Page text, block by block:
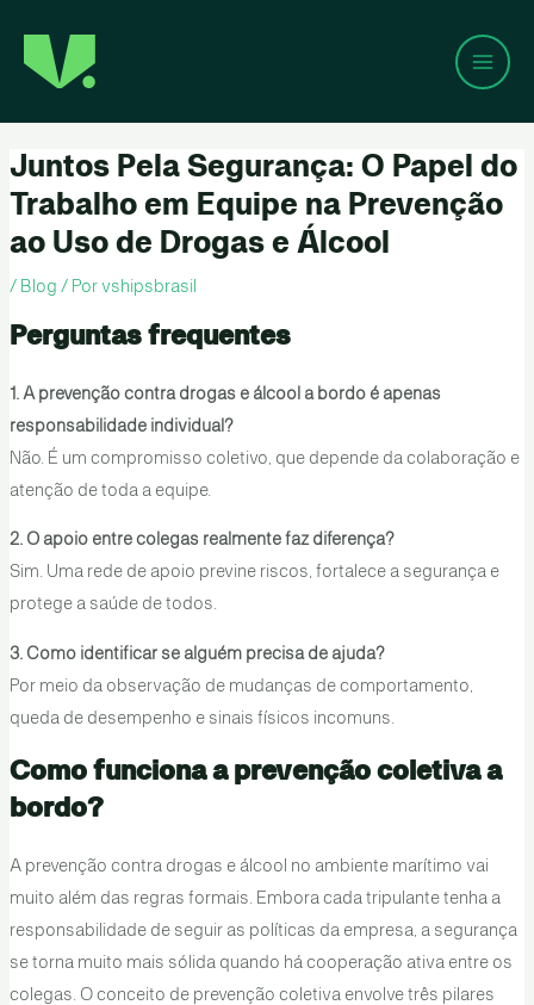
Juntos Pela Segurança: O Papel do
Trabalho em Equipe na Prevenção
ao Uso de Drogas e Álcool
/ Blog / Por vshipsbrasil
Perguntas frequentes
1. A prevenção contra drogas e álcool a bordo é apenas
responsabilidade individual?
Não. É um compromisso coletivo, que depende da colaboração e
atenção de toda a equipe.
2. O apoio entre colegas realmente faz diferença?
Sim. Uma rede de apoio previne riscos, fortalece a segurança e
protege a saúde de todos.
3. Como identificar se alguém precisa de ajuda?
Por meio da observação de mudanças de comportamento,
queda de desempenho e sinais físicos incomuns.
Como funciona a prevenção coletiva a
bordo?
A prevenção contra drogas e álcool no ambiente marítimo vai
muito além das regras formais. Embora cada tripulante tenha a
responsabilidade de seguir as políticas da empresa, a segurança
se torna muito mais sólida quando há cooperação ativa entre os
colegas. O conceito de prevenção coletiva envolve três pilares
navigation